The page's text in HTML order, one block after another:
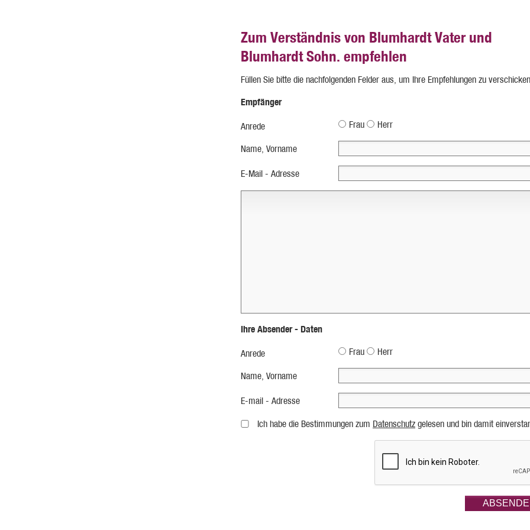
Zum Verständnis von Blumhardt Vater und
Blumhardt Sohn. empfehlen
Füllen Sie bitte die nachfolgenden Felder aus, um Ihre Empfehlungen zu
Empfänger
Anrede Frau Herr
Name, Vorname
E-Mail - Adresse
Ihre Absender - Daten
Anrede Frau Herr
Name, Vorname
E-mail - Adresse
Ich habe die Bestimmungen zum Datenschutz gelesen und bin damit